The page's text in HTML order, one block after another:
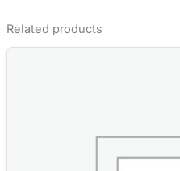
Related products